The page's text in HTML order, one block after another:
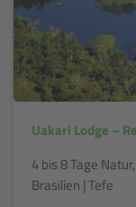
Uakari Lodge –
4 bis 8 Tage
Brasilien | Tefe